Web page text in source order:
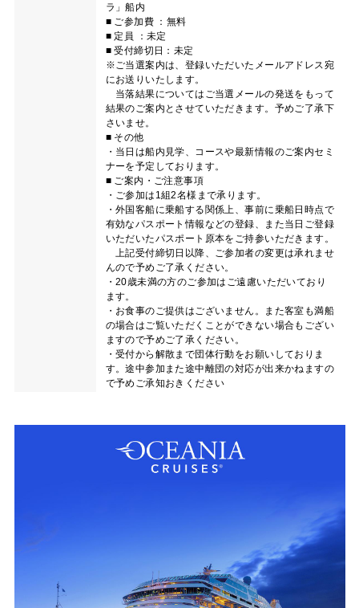
ラ」船内
■ ご参加費 ：無料
■ 定員 ：未定
■ 受付締切日：未定
※ご当選案内は、登録いただいたメールアドレス宛
にお送りいたします。
当落結果についてはご当選メールの発送をもって
結果のご案内とさせていただきます。予めご了承下
さいませ。
■ その他
・当日は船内見学、コースや最新情報のご案内セミ
ナーを予定しております。
■ ご案内・ご注意事項
・ご参加は1組2名様まで承ります。
・外国客船に乗船する関係上、事前に乗船日時点で
有効なパスポート情報などの登録、また当日ご登録
いただいたパスポート原本をご持参いただきます。
上記受付締切日以降、ご参加者の変更は承れませ
んので予めご了承ください。
・20歳未満の方のご参加はご遠慮いただいており
ます。
・お食事のご提供はございません。また客室も満船
の場合はご覧いただくことができない場合もござい
ますので予めご了承ください。
・受付から解散まで団体行動をお願いしておりま
す。途中参加また途中離団の対応が出来かねますの
で予めご承知おきください